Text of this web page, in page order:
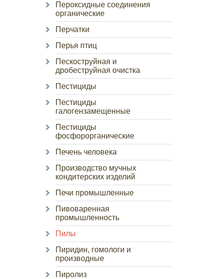
Пероксидные соединения
органические
Перчатки
Перья птиц
Пескоструйная и
дробеструйная очистка
Пестициды
Пестициды
галогензамещенные
Пестициды
фосфорорганические
Печень человека
Производство мучных
кондитерских изделий
Печи промышленные
Пивоваренная
промышленность
Пилы
Пиридин, гомологи и
производные
Пиролиз